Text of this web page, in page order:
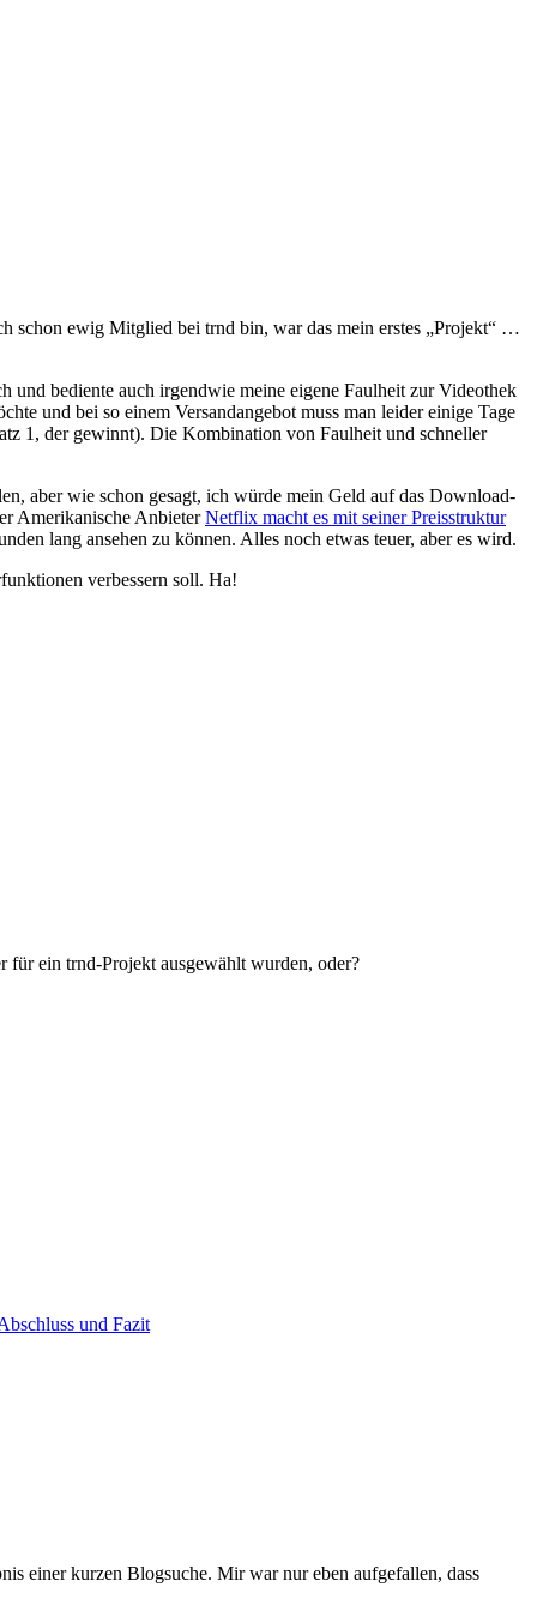
schon ewig Mitglied bei trnd bin, war das mein erstes „Projekt“ …
und bediente auch irgendwie meine eigene Faulheit zur Videothek
und bei so einem Versandangebot muss man leider einige Tage
1, der gewinnt). Die Kombination von Faulheit und schneller
aber wie schon gesagt, ich würde mein Geld auf das Download-
Amerikanische AnbieterNetflix macht es mit seiner Preisstruktur
lang ansehen zu können. Alles noch etwas teuer, aber es wird.
verbessern soll. Ha!
für ein trnd-Projekt ausgewählt wurden, oder?
und Fazit
einer kurzen Blogsuche. Mir war nur eben aufgefallen, dass